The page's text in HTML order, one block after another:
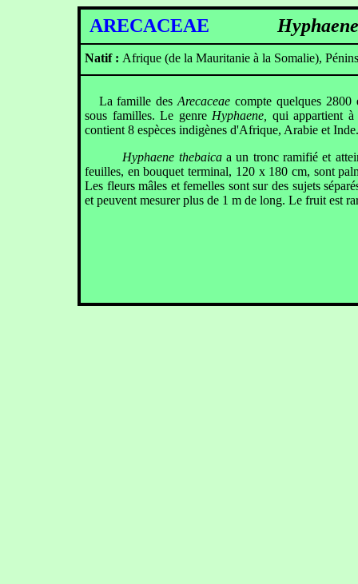
ARECACEAE
Natif : Afrique (de la Mauritanie à la Somalie),
La famille desArecaceae compte quelques 2800
sous familles. Le genre Hyphaene, qui appartient
contient 8 espèces indigènes d'Afrique, Arabie et Inde.
Hyphaene thebaicaa un tronc ramifié et
feuilles, en bouquet terminal, 120 x 180 cm, sont
Les fleurs mâles et femelles sont sur des sujets
et peuvent mesurer plus de 1 m de long. Le fruit est